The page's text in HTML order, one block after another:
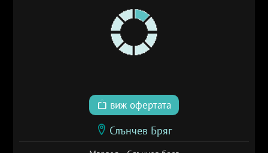
виж офертата
Слънчев Бряг